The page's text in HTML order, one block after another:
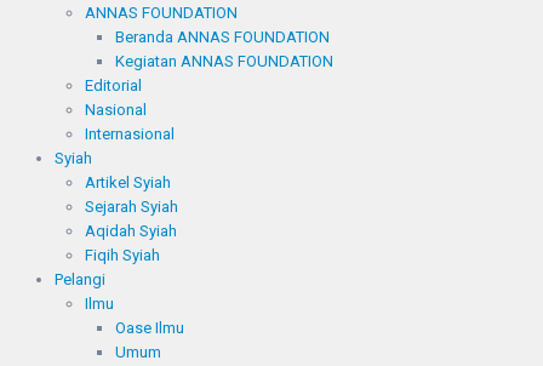
ANNAS FOUNDATION
Beranda ANNAS FOUNDATION
Kegiatan ANNAS FOUNDATION
Editorial
Nasional
Internasional
Syiah
Artikel Syiah
Sejarah Syiah
Aqidah Syiah
Fiqih Syiah
Pelangi
Ilmu
Oase Ilmu
Umum